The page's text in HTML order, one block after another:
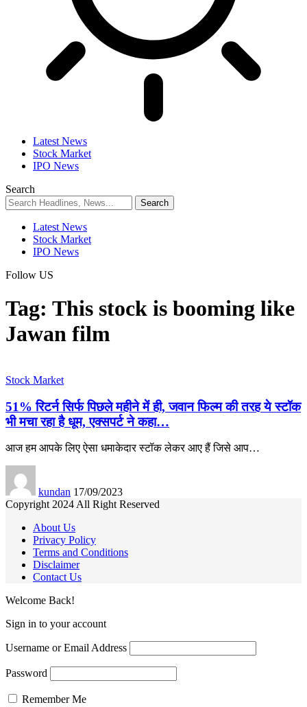
Latest News
Stock Market
IPO News
Search
Latest News
Stock Market
IPO News
Follow US
Tag: This stock is booming like
Jawan film
Stock Market
51% रिटर्न सिर्फ पिछले महीने में ही, जवान फिल्म की तरह ये स्टॉक
भी मचा रहा है धूम, एक्सपर्ट ने कहा…
आज हम आपके लिए ऐसा धमाकेदार स्टॉक लेकर आए हैं जिसे आप…
kundan 17/09/2023
Copyright 2024 All Right Reserved
About Us
Privacy Policy
Terms and Conditions
Disclaimer
Contact Us
Welcome Back!
Sign in to your account
Username or Email Address
Password
Remember Me